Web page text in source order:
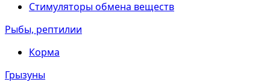
Стимуляторы обмена веществ
Рыбы, рептилии
Корма
Грызуны